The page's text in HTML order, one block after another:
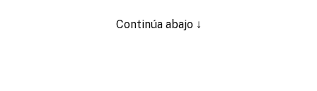
Continúa abajo ↓